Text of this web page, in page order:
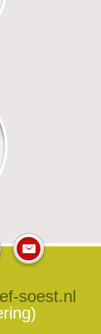
soest.nl